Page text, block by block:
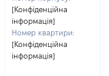
[Конфіденційна
інформація]
Номер квартири:
[Конфіденційна
інформація]